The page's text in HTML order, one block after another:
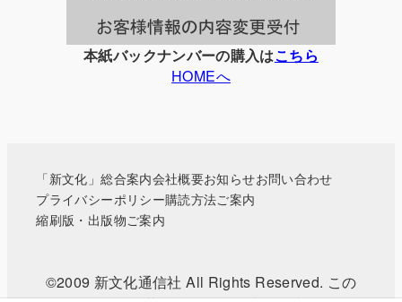
本紙バックナンバーの購入はこちら
HOMEへ
「新文化」総合案内会社概要お知らせお問い合わせ
プライバシーポリシー購読方法ご案内
縮刷版・出版物ご案内
©2009 新文化通信社 All Rights Reserved. この